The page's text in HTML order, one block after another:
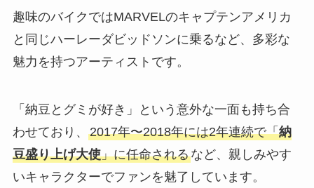
趣味のバイクではMARVELのキャプテンアメリカ
と同じハーレーダビッドソンに乗るなど、多彩な
魅力を持つアーティストです。
「納豆とグミが好き」という意外な一面も持ち合
わせており、 2017年〜2018年には2年連続で「納
豆盛り上げ大使」に任命されるなど、親しみやす
いキャラクターでファンを魅了しています。